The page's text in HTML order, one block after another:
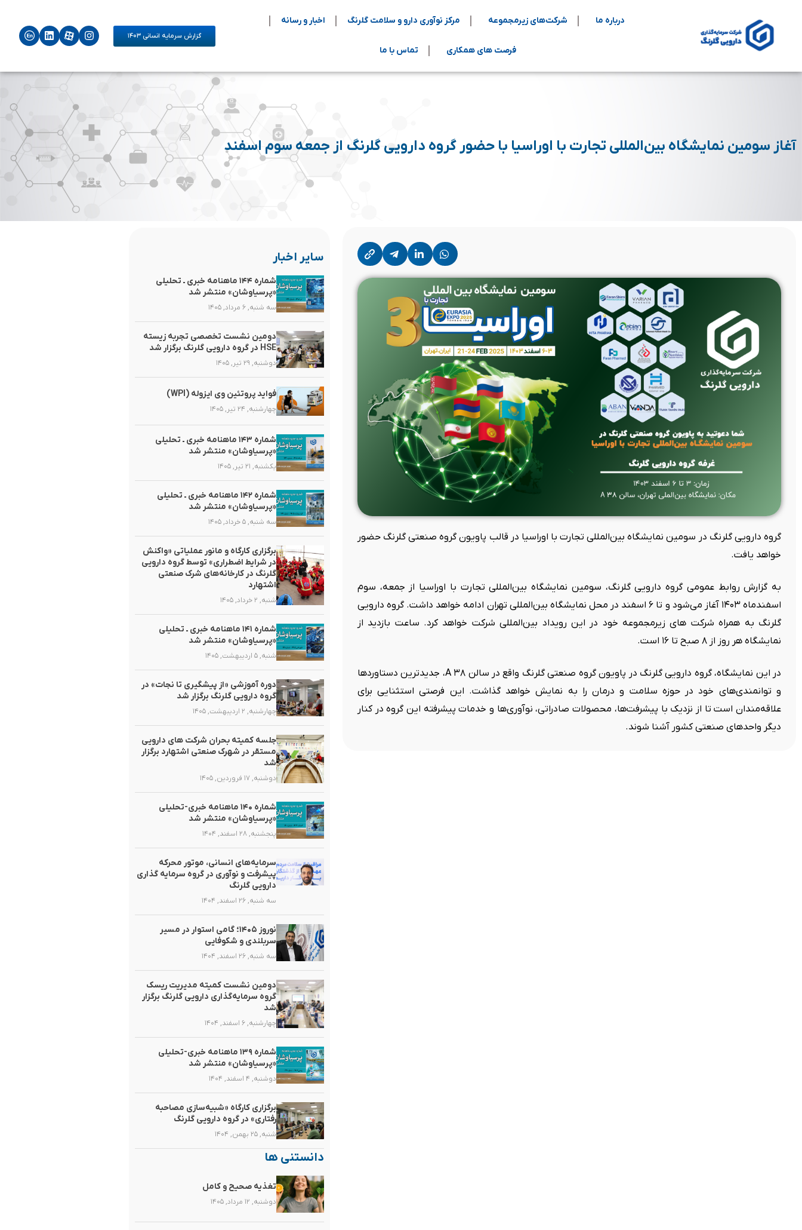
درباره ما شرکت‌های زیرمجموعه مرکز نوآوری دارو و سلامت گلرنگ اخبار و رسانه
فرصت های همکاری تماس با ما
گزارش سرمایه انسانی ۱۴۰۳
آغاز سومین نمایشگاه بین‌المللی تجارت با اوراسیا با حضور گروه دارویی گلرنگ از جمعه سوم اسفند
گروه دارویی گلرنگ در سومین نمایشگاه بین‌المللی تجارت با اوراسیا در قالب پاویون گروه صنعتی گلرنگ حضور
خواهد یافت.
به گزارش روابط عمومی گروه دارویی گلرنگ، سومین نمایشگاه بین‌المللی تجارت با اوراسیا از جمعه، سوم
اسفندماه ۱۴۰۳ آغاز می‌شود و تا ۶ اسفند در محل نمایشگاه بین‌المللی تهران ادامه خواهد داشت. گروه دارویی
گلرنگ به همراه شرکت های زیرمجموعه خود در این رویداد بین‌المللی شرکت خواهد کرد. ساعت بازدید از
نمایشگاه هر روز از ۸ صبح تا ۱۶ است.
در این نمایشگاه، گروه دارویی گلرنگ در پاویون گروه صنعتی گلرنگ واقع در سالن ۳۸ A، جدیدترین دستاوردها
و توانمندی‌های خود در حوزه سلامت و درمان را به نمایش خواهد گذاشت. این فرصتی استثنایی برای
علاقه‌مندان است تا از نزدیک با پیشرفت‌ها، محصولات صادراتی، نوآوری‌ها و خدمات پیشرفته این گروه در کنار
دیگر واحدهای صنعتی کشور آشنا شوند.
سایر اخبار
شماره ۱۴۴ ماهنامه خبری ـ تحلیلی
«پرسیاوشان» منتشر شد
سه شنبه, ۶ مرداد, ۱۴۰۵
دومین نشست تخصصی تجربه زیسته
HSE در گروه دارویی گلرنگ برگزار شد
دوشنبه, ۲۹ تیر, ۱۴۰۵
فواید پروتئین وی ایزوله (WPI)
چهارشنبه, ۲۴ تیر, ۱۴۰۵
شماره ۱۴۳ ماهنامه خبری ـ تحلیلی
«پرسیاوشان» منتشر شد
یکشنبه, ۲۱ تیر, ۱۴۰۵
شماره ۱۴۲ ماهنامه خبری ـ تحلیلی
«پرسیاوشان» منتشر شد
سه شنبه, ۵ خرداد, ۱۴۰۵
برگزاری کارگاه و مانور عملیاتی «واکنش
در شرایط اضطراری» توسط گروه دارویی
گلرنگ در کارخانه‌های شرک صنعتی
اشتهارد
شنبه, ۲ خرداد, ۱۴۰۵
شماره ۱۴۱ ماهنامه خبری ـ تحلیلی
«پرسیاوشان» منتشر شد
شنبه, ۵ اردیبهشت, ۱۴۰۵
دوره آموزشی «از پیشگیری تا نجات» در
گروه دارویی گلرنگ برگزار شد
چهارشنبه, ۲ اردیبهشت, ۱۴۰۵
جلسه کمیته بحران شرکت های دارویی
مستقر در شهرک صنعتی اشتهارد برگزار
شد
دوشنبه, ۱۷ فروردین, ۱۴۰۵
شماره ۱۴۰ ماهنامه خبری-تحلیلی
«پرسیاوشان» منتشر شد
پنجشنبه, ۲۸ اسفند, ۱۴۰۴
سرمایه‌های انسانی، موتور محرکه
پیشرفت و نوآوری در گروه سرمایه گذاری
دارویی گلرنگ
سه شنبه, ۲۶ اسفند, ۱۴۰۴
نوروز ۱۴۰۵؛ گامی استوار در مسیر
سربلندی و شکوفایی
سه شنبه, ۲۶ اسفند, ۱۴۰۴
دومین نشست کمیته مدیریت ریسک
گروه سرمایه‌گذاری دارویی گلرنگ برگزار
شد
چهارشنبه, ۶ اسفند, ۱۴۰۴
شماره ۱۳۹ ماهنامه خبری-تحلیلی
«پرسیاوشان» منتشر شد
دوشنبه, ۴ اسفند, ۱۴۰۴
برگزاری کارگاه «شبیه‌سازی مصاحبه
رفتاری» در گروه دارویی گلرنگ
شنبه, ۲۵ بهمن, ۱۴۰۴
دانستنی ها
تغذیه صحیح و کامل
دوشنبه, ۱۲ مرداد, ۱۴۰۵